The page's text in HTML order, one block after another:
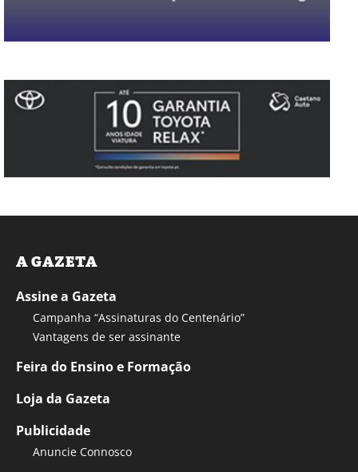
A GAZETA
Assine a Gazeta
Campanha “Assinaturas do Centenário”
Vantagens de ser assinante
Feira do Ensino e Formação
Loja da Gazeta
Publicidade
Anuncie Connosco